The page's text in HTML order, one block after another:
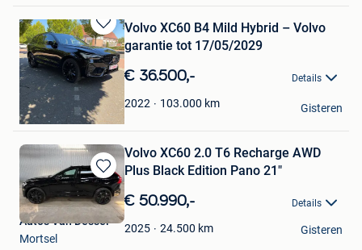
Bewaren
in
Mijn
Favorieten
Volvo XC60 B4 Mild Hybrid – Volvo
garantie tot 17/05/2029
€ 36.500,- Details
2022 103.000 km
Mihailov Ion
Zonhoven
Gisteren
Bewaren
in
Mijn
Favorieten
Volvo XC60 2.0 T6 Recharge AWD
Plus Black Edition Pano 21"
€ 50.990,- Details
2025 24.500 km
Auto's Van Dessel
Mortsel
Gisteren